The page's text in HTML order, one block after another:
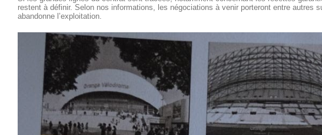
restent à définir. Selon nos informations, les négociations à venir porteront entre autres
abandonne l’exploitation.